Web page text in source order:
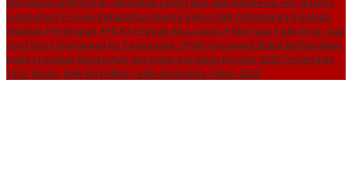
Kutapohaci Proyek Rehabilitasi Ruang Kelas SDN Ciptamarga II Diduga
Abaikan Penerapan APD K3 Enggak Bisa Lunasi Pekerjaan Fisik Desa, Dua
Aset Desa Dijaminkan ke Pengusaha, DPMD Karawang Bakal Berhentikan
Kades Parakan Bupati Aep Apresiasi Kenaikan Dividen 2025 Perumdam
Tirta Tarum, Naik Rp3 Miliar Lebih Dibanding Tahun 2024